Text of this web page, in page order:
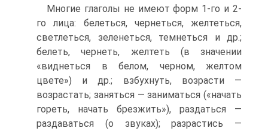
Многие глаголы не имеют форм 1-го и 2-
го лица: белеться, чернеться, желтеться,
светлеться, зеленеться, темнеться и др.;
белеть, чернеть, желтеть (в значении
«виднеться в белом, черном, желтом
цвете») и др.; взбухнуть, возрасти —
возрастать; заняться — заниматься («начать
гореть, начать брезжить»), раздаться —
раздаваться (о звуках); разрастись —